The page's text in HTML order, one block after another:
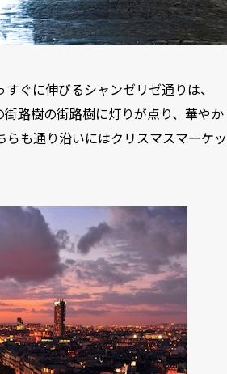
ぐに伸びるシャンゼリゼ通りは、
路樹の街路樹に灯りが点り、華やか
らも通り沿いにはクリスマスマーケッ